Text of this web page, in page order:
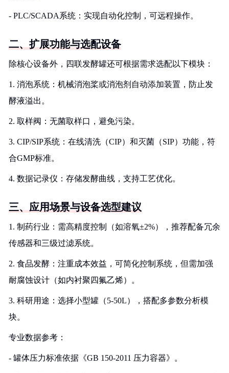
- PLC/SCADA系统：实现自动化控制，可远程操作。
二、扩展功能与选配设备
除核心设备外，四联发酵罐还可根据需求选配以下模块：
1. 消泡系统：机械消泡桨或消泡剂自动添加装置，防止发
酵液溢出。
2. 取样阀：无菌取样口，避免污染。
3. CIP/SIP系统：在线清洗（CIP）和灭菌（SIP）功能，符
合GMP标准。
4. 数据记录仪：存储发酵曲线，支持工艺优化。
三、应用场景与设备选型建议
1. 制药行业：需高精度控制（如溶氧±2%），推荐配备冗余
传感器和三级过滤系统。
2. 食品发酵：注重成本效益，可简化控制系统，但需加强
耐腐蚀设计（如内衬聚四氟乙烯）。
3. 科研用途：选择小型罐（5-50L），搭配多参数分析模
块。
专业数据参考：
- 罐体压力标准依据《GB 150-2011 压力容器》。